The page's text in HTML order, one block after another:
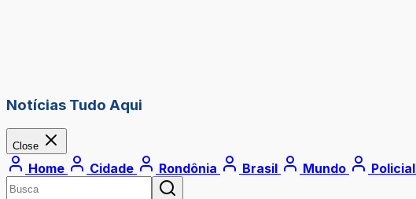
Notícias Tudo Aqui
Close
Home Cidade Rondônia Brasil Mundo Policial